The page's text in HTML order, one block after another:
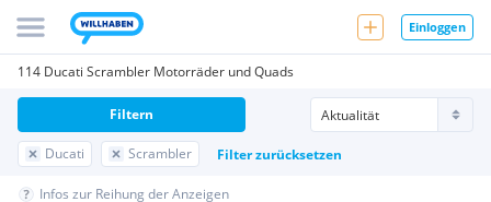
Einloggen
114 Ducati Scrambler Motorräder und Quads
Ducati Scrambler Filter zurücksetzen
Filtern
Infos zur Reihung der Anzeigen